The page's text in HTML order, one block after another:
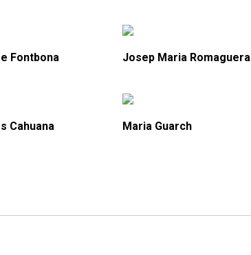
Fontbona Josep Maria Romaguera
Cahuana Maria Guarch